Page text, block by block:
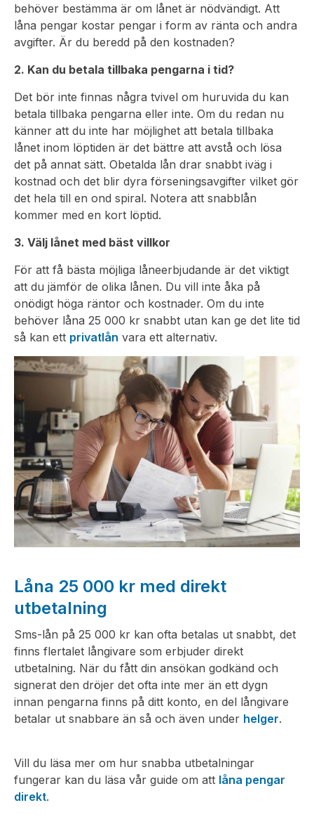
behöver bestämma är om lånet är nödvändigt. Att
låna pengar kostar pengar i form av ränta och andra
avgifter. Är du beredd på den kostnaden?
2. Kan du betala tillbaka pengarna i tid?
Det bör inte finnas några tvivel om huruvida du kan
betala tillbaka pengarna eller inte. Om du redan nu
känner att du inte har möjlighet att betala tillbaka
lånet inom löptiden är det bättre att avstå och lösa
det på annat sätt. Obetalda lån drar snabbt iväg i
kostnad och det blir dyra förseningsavgifter vilket gör
det hela till en ond spiral. Notera att snabblån
kommer med en kort löptid.
3. Välj lånet med bäst villkor
För att få bästa möjliga låneerbjudande är det viktigt
att du jämför de olika lånen. Du vill inte åka på
onödigt höga räntor och kostnader. Om du inte
behöver låna 25 000 kr snabbt utan kan ge det lite tid
så kan ett privatlån vara ett alternativ.
Låna 25 000 kr med direkt
utbetalning
Sms-lån på 25 000 kr kan ofta betalas ut snabbt, det
finns flertalet långivare som erbjuder direkt
utbetalning. När du fått din ansökan godkänd och
signerat den dröjer det ofta inte mer än ett dygn
innan pengarna finns på ditt konto, en del långivare
betalar ut snabbare än så och även under helger.
Vill du läsa mer om hur snabba utbetalningar
fungerar kan du läsa vår guide om att låna pengar
direkt.